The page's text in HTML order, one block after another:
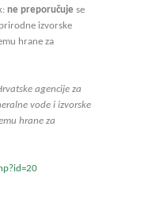
ne preporučuje se
izvorske
hrane za
agencije za
vode i izvorske
hrane za